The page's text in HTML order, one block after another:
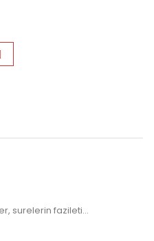
surelerin fazileti...